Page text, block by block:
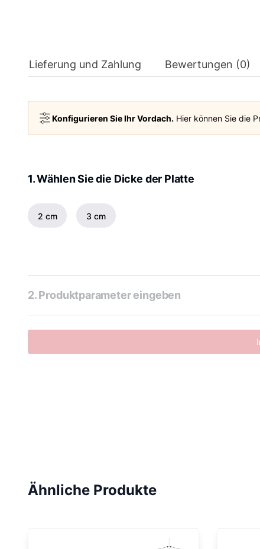
Lieferung und Zahlung Bewertungen (0)
Konfigurieren Sie Ihr Vordach. Hier können Sie die
1. Wählen Sie die Dicke der Platte
2 cm 3 cm
2. Produktparameter eingeben
Ähnliche Produkte